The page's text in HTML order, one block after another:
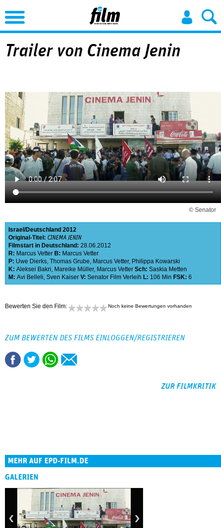
Jump to Navigation
Trailer von Cinema Jenin
© Senator
Israel Deutschland 2012
Original-Titel: CINEMA JENIN
Filmstart in Deutschland: 28.06.2012
R: Marcus Vetter B: Marcus Vetter
P: Uwe Dierks, Thomas Grube, Marcus Vetter, Philippa Kowarski
K: Aleksei Bakri, Mareike Müller, Marcus Vetter Sch: Saskia Metten
M: Avi Belleli, Sven Kaiser V: Senator Film Verleih L: 106 Min FSK: 6
Bewerten Sie den Film: Noch keine Bewertungen vorhanden
ZUM BEWERTEN DES FILMS EINLOGGEN/REGISTRIEREN
ZUR FILMKRITIK
MEHR AUF EPD-FILM.DE
GALERIEN